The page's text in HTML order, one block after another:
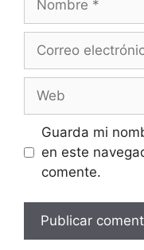
electrónico
Guarda mi
en este
comente.